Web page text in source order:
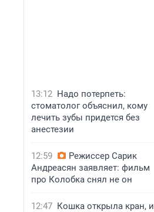
13:12 Надо потерпеть:
стоматолог объяснил, кому
лечить зубы придется без
анестезии
12:59
Режиссер Сарик
Андреасян заявляет: фильм
про Колобка снял не он
12:47 Кошка открыла кран, и